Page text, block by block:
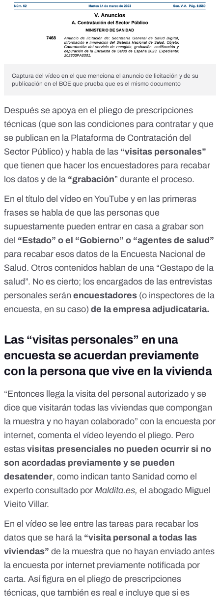
Captura del vídeo en el que menciona el anuncio de licitación y de su
publicación en el BOE que prueba que es el mismo documento
Después se apoya en el pliego de prescripciones
técnicas (que son las condiciones para contratar y que
se publican en la Plataforma de Contratación del
Sector Público) y habla de las “visitas personales”
que tienen que hacer los encuestadores para recabar
los datos y de la “grabación” durante el proceso.
En el título del vídeo en YouTube y en las primeras
frases se habla de que las personas que
supuestamente pueden entrar en casa a grabar son
del “Estado” o el “Gobierno” o “agentes de salud”
para recabar esos datos de la Encuesta Nacional de
Salud. Otros contenidos hablan de una “Gestapo de la
salud”. No es cierto; los encargados de las entrevistas
personales serán encuestadores (o inspectores de la
encuesta, en su caso) de la empresa adjudicataria.
Las “visitas personales” en una
encuesta se acuerdan previamente
con la persona que vive en la vivienda
“Entonces llega la visita del personal autorizado y se
dice que visitarán todas las viviendas que compongan
la muestra y no hayan colaborado” con la encuesta por
internet, comenta el vídeo leyendo el pliego. Pero
estas visitas presenciales no pueden ocurrir si no
son acordadas previamente y se pueden
desatender, como indican tanto Sanidad como el
experto consultado por Maldita.es, el abogado Miguel
Vieito Villar.
En el vídeo se lee entre las tareas para recabar los
datos que se hará la “visita personal a todas las
viviendas” de la muestra que no hayan enviado antes
la encuesta por internet previamente notificada por
carta. Así figura en el pliego de prescripciones
técnicas, que también es real e incluye que si es